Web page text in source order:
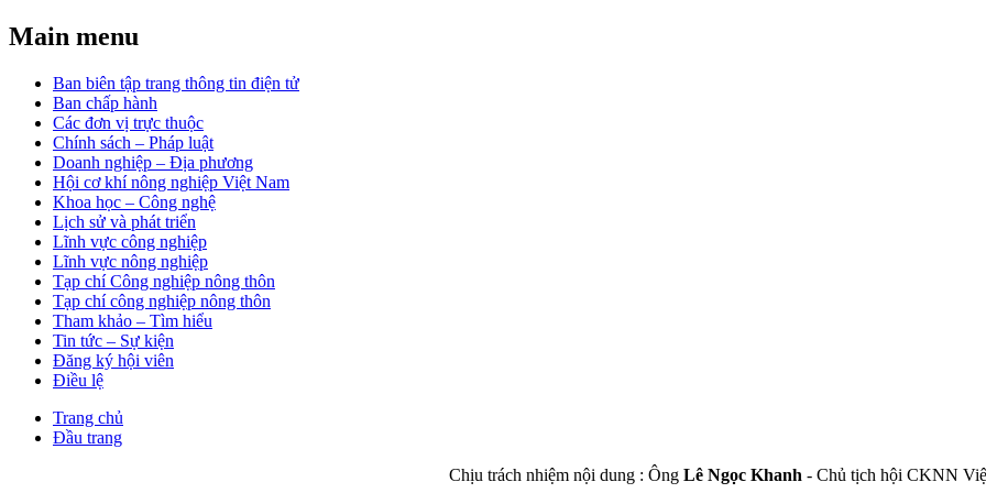
Main menu
Ban biên tập trang thông tin điện tử
Ban chấp hành
Các đơn vị trực thuộc
Chính sách – Pháp luật
Doanh nghiệp – Địa phương
Hội cơ khí nông nghiệp Việt Nam
Khoa học – Công nghệ
Lịch sử và phát triển
Lĩnh vực công nghiệp
Lĩnh vực nông nghiệp
Tạp chí Công nghiệp nông thôn
Tạp chí công nghiệp nông thôn
Tham khảo – Tìm hiểu
Tin tức – Sự kiện
Đăng ký hội viên
Điều lệ
Trang chủ
Đầu trang
Chịu trách nhiệm nội dung : Ông Lê Ngọc Khanh - Chủ tịch hội CKNN